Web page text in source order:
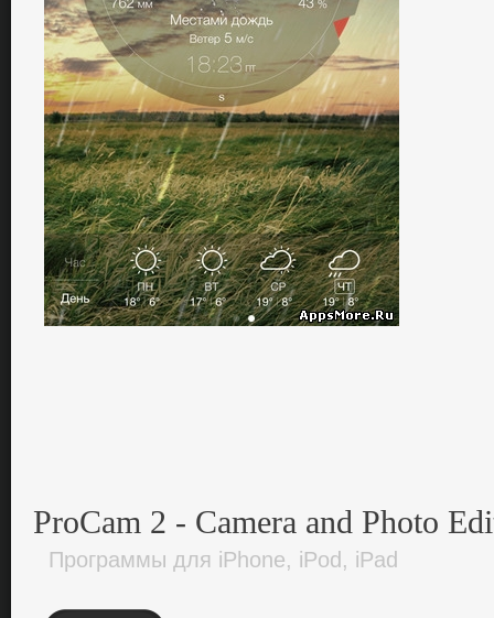
ProCam 2 - Camera and Photo
Программы для iPhone, iPod, iPad